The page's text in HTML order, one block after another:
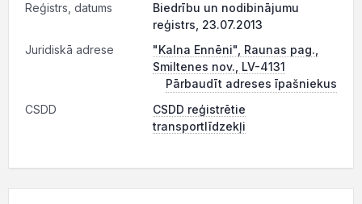
Reģistrs, datums
Biedrību un nodibinājumu
reģistrs, 23.07.2013
Juridiskā adrese
"Kalna Ennēni", Raunas pag.,
Smiltenes nov., LV-4131
Pārbaudīt adreses īpašniekus
CSDD
CSDD reģistrētie
transportlīdzekļi